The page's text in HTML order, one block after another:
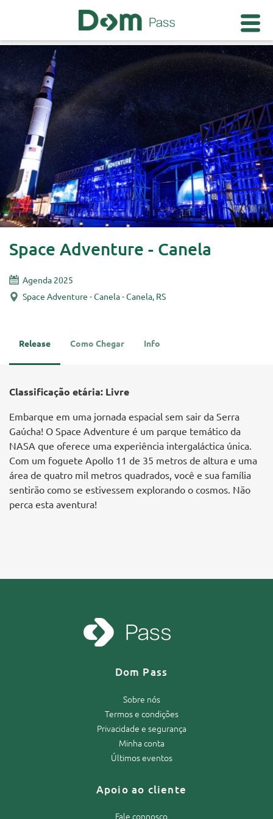
Space Adventure - Canela
Agenda 2025
Space Adventure - Canela - Canela, RS
Release Como Chegar Info
Classificação etária: Livre
Embarque em uma jornada espacial sem sair da Serra
Gaúcha! O Space Adventure é um parque temático da
NASA que oferece uma experiência intergaláctica única.
Com um foguete Apollo 11 de 35 metros de altura e uma
área de quatro mil metros quadrados, você e sua família
sentirão como se estivessem explorando o cosmos. Não
perca esta aventura!
Dom Pass
Sobre nós
Termos e condições
Privacidade e segurança
Minha conta
Últimos eventos
Apoio ao cliente
Fale connosco